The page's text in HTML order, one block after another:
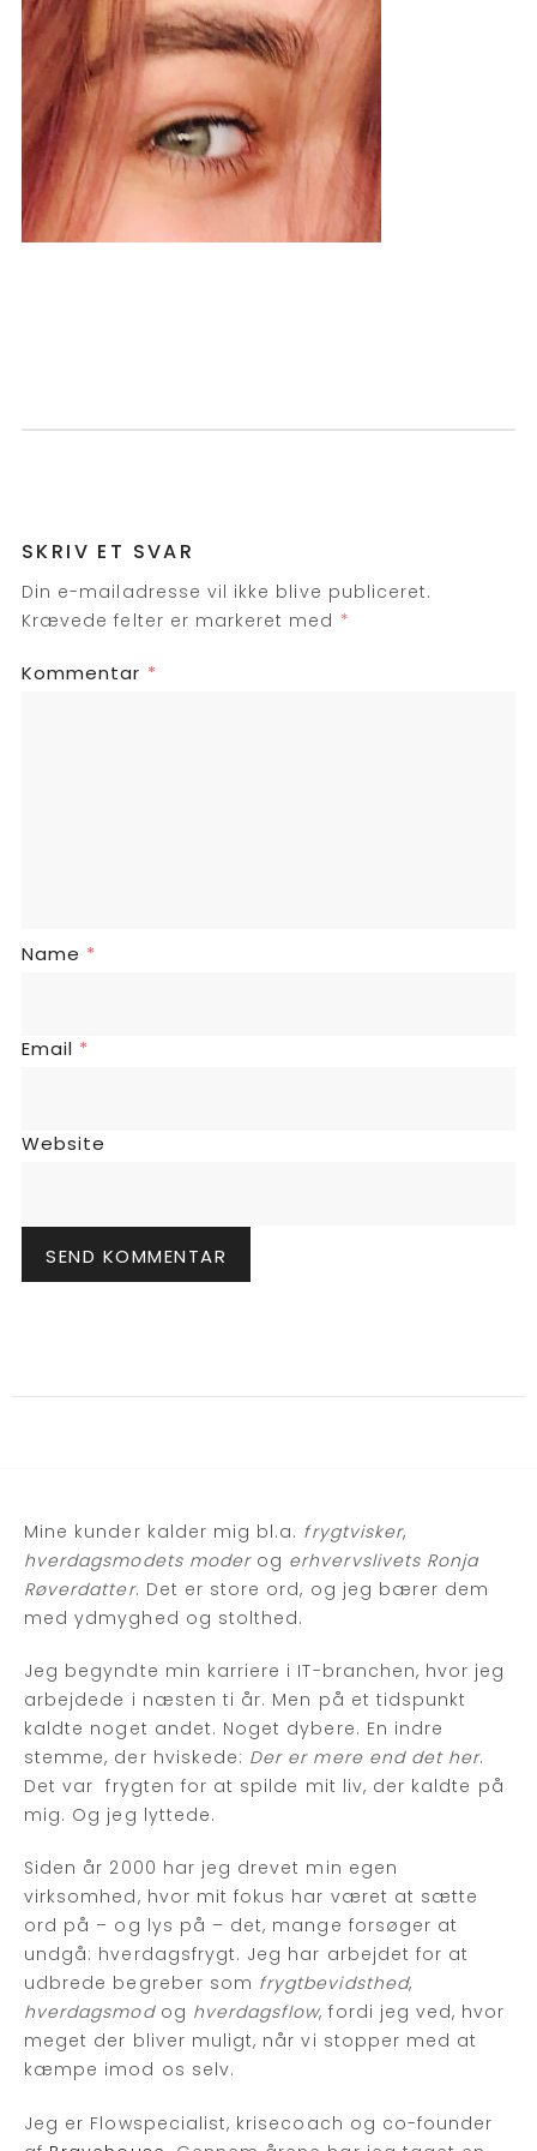
SKRIV ET SVAR
Din e-mailadresse vil ikke blive publiceret.
Krævede felter er markeret med *
Kommentar *
Name *
Email *
Website
Mine kunder kalder mig bl.a. frygtvisker,
hverdagsmodets moderog erhvervslivets Ronja
Røverdatter. Det er store ord, og jeg bærer dem
med ydmyghed og stolthed.
Jeg begyndte min karriere i IT-branchen, hvor jeg
arbejdede i næsten ti år. Men på et tidspunkt
kaldte noget andet. Noget dybere. En indre
stemme, der hviskede: Der er mere end det her.
Det var frygten for at spilde mit liv, der kaldte på
mig. Og jeg lyttede.
Siden år 2000 har jeg drevet min egen
virksomhed, hvor mit fokus har været at sætte
ord på – og lys på – det, mange forsøger at
undgå: hverdagsfrygt. Jeg har arbejdet for at
udbrede begreber som frygtbevidsthed,
hverdagsmodog hverdagsflow, fordi jeg ved, hvor
meget der bliver muligt, når vi stopper med at
kæmpe imod os selv.
Jeg er Flowspecialist, krisecoach og co-founder